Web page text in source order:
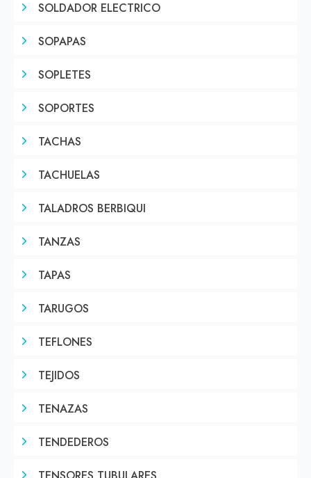
SOLDADOR ELECTRICO
SOPAPAS
SOPLETES
SOPORTES
TACHAS
TACHUELAS
TALADROS BERBIQUI
TANZAS
TAPAS
TARUGOS
TEFLONES
TEJIDOS
TENAZAS
TENDEDEROS